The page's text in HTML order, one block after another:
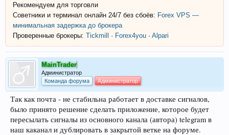
Рекомендуем для торговли
Советники и терминал онлайн 24/7 без сбоёв: Forex VPS —
минимальная задержка до брокера
Проверенные брокеры: Tickmill · Forex4you · Alpari
MainTrader
Администратор
Команда форума
Администратор
Так как почта - не стабильна работает в доставке сигналов,
было принято решение сделать приложение, которое будет
пересылать сигналы из основного канала (автора) telegram в
наш каканал и дублировать в закрытой ветке на форуме.